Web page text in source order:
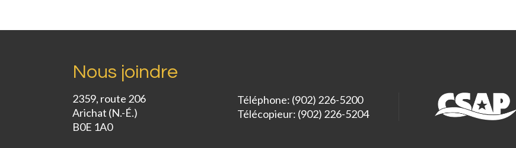
Nous joindre
2359, route 206
Arichat (N.-É.)
B0E 1A0
Téléphone: (902) 226-5200
Télécopieur: (902) 226-5204